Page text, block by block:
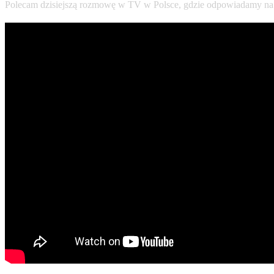
Polecam dzisiejszą rozmowę w TV w Polsce, gdzie odpowiadamy